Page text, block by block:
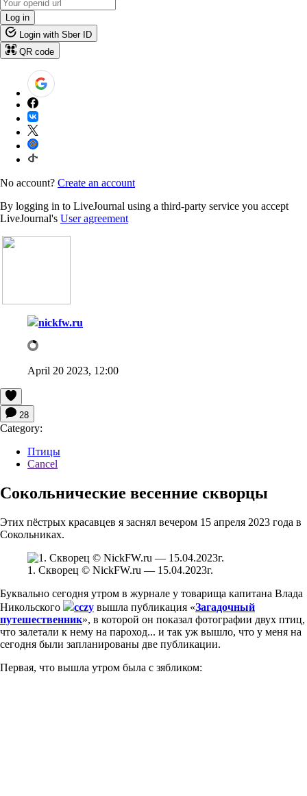
Log in
Login with Sber ID
QR code
No account? Create an account
By logging in to LiveJournal using a third-party service you accept
LiveJournal's User agreement
nickfw.ru
April 20 2023, 12:00
28
Category:
Птицы
Cancel
Сокольнические весенние скворцы
Этих пёстрых красавцев я заснял вечером 15 апреля 2023 года в
Сокольниках.
1. Скворец © NickFW.ru — 15.04.2023г.
Буквально сегодня утром в журнале у товарища капитана Влада
Никольского
cczy вышла публикация «Загадочный
путешественник», в которой он показал фотографии двух птиц,
что залетали к нему на пароход... и так уж вышло, что у меня на
сегодня были запланированы две публикации.
Первая, что вышла утром была с зябликом: